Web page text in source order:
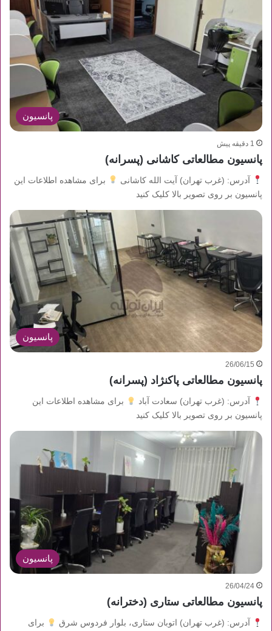
پانسیون
1 دقیقه پیش
پانسیون مطالعاتی کاشانی (پسرانه)
آدرس: (غرب تهران) آیت الله کاشانی
برای مشاهده اطلاعات این
پانسیون بر روی تصویر بالا کلیک کنید
پانسیون
26/06/15
پانسیون مطالعاتی پاکنژاد (پسرانه)
آدرس: (غرب تهران) سعادت آباد
برای مشاهده اطلاعات این
پانسیون بر روی تصویر بالا کلیک کنید
پانسیون
26/04/24
پانسیون مطالعاتی ستاری (دخترانه)
آدرس: (غرب تهران) اتوبان ستاری، بلوار فردوس شرق برای